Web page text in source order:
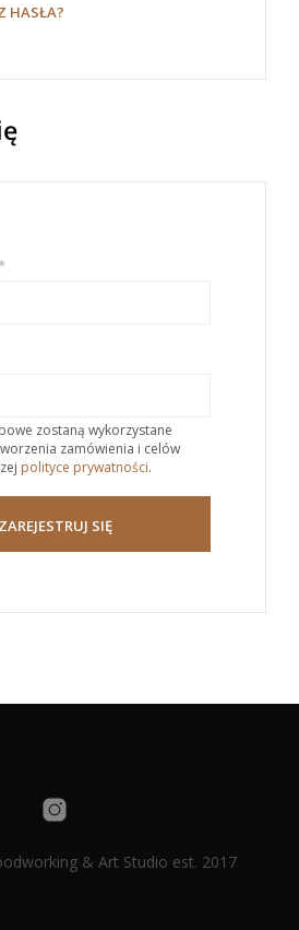
HASŁA?
zostaną wykorzystane
zamówienia i celów
polityce prywatności.
ZAREJESTRUJ SIĘ
& Art Studio est. 2017